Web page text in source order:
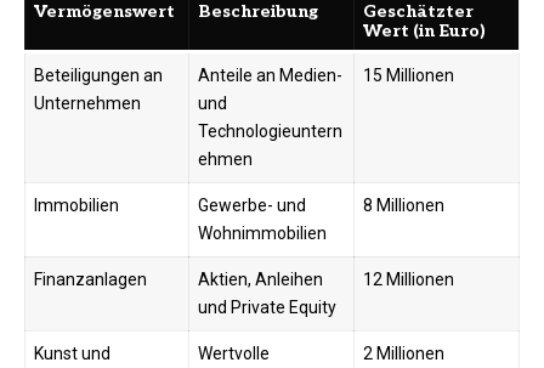
Vermögenswert Beschreibung
Geschätzter
Wert (in Euro)
Beteiligungen an
Unternehmen
Anteile an Medien-
und
Technologieuntern
ehmen
15 Millionen
Immobilien
Gewerbe- und
Wohnimmobilien
8 Millionen
Finanzanlagen
Aktien, Anleihen
und Private Equity
12 Millionen
Kunst und
Wertvolle
2 Millionen